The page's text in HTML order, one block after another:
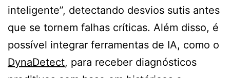
inteligente”, detectando desvios sutis antes
que se tornem falhas críticas. Além disso, é
possível integrar ferramentas de IA, como o
DynaDetect, para receber diagnósticos